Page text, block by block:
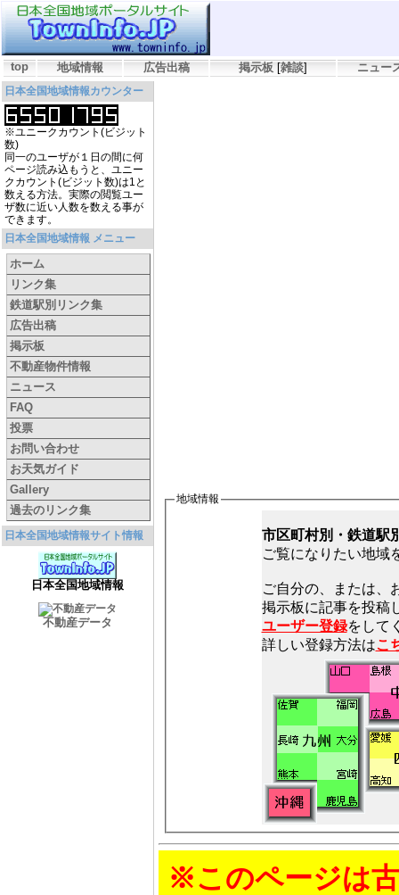
top 地域情報 広告出稿 掲示板 [雑談] ニュー
日本全国地域情報カウンター
※ユニークカウント(ビジット
数)
同一のユーザが１日の間に何
ページ読み込もうと、ユニー
クカウント(ビジット数)は1と
数える方法。実際の閲覧ユー
ザ数に近い人数を数える事が
できます。
日本全国地域情報 メニュー
ホーム
リンク集
鉄道駅別リンク集
広告出稿
掲示板
不動産物件情報
ニュース
FAQ
投票
お問い合わせ
お天気ガイド
Gallery
過去のリンク集
日本全国地域情報サイト情報
日本全国地域情報
不動産データ
地域情報
市区町村別・鉄道駅
ご覧になりたい地域
ご自分の、または、
ユーザー登録をして
詳しい登録方法はこ
※このページは